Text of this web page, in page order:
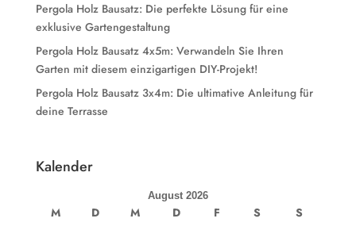
Pergola Holz Bausatz: Die perfekte Lösung für eine
exklusive Gartengestaltung
Pergola Holz Bausatz 4x5m: Verwandeln Sie Ihren
Garten mit diesem einzigartigen DIY-Projekt!
Pergola Holz Bausatz 3x4m: Die ultimative Anleitung für
deine Terrasse
Kalender
August 2026
M D M D F S
S